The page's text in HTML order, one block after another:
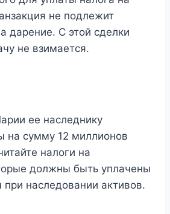
не подлежит
дарение. С этой сделки
не взимается.
ее наследнику
на сумму 12 миллионов
налоги на
должны быть уплачены
наследовании активов.